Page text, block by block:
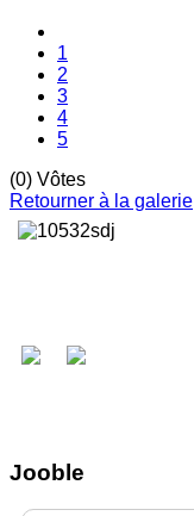
1
2
3
4
5
(0) Vôtes
Retourner à la galerie
Jooble